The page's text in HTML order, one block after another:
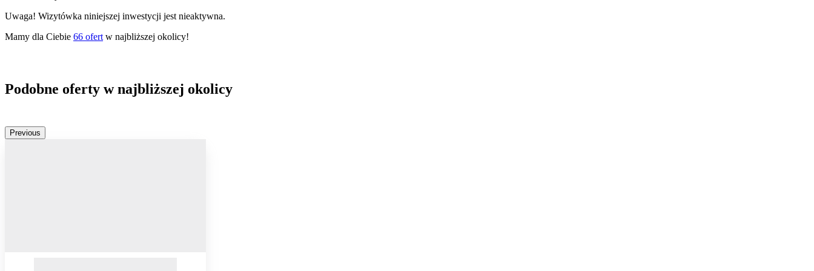
Uwaga! Wizytówka niniejszej inwestycji jest nieaktywna.
Mamy dla Ciebie 66 ofert w najbliższej okolicy!
Podobne oferty w najbliższej okolicy
Previous